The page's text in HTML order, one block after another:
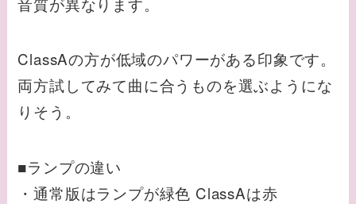
ClassAの方が低域のパワーがある印象です。
両方試してみて曲に合うものを選ぶようにな
りそう。
■ランプの違い
・通常版はランプが緑色 ClassAは赤